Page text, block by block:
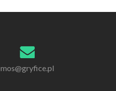
mos@gryfice.pl